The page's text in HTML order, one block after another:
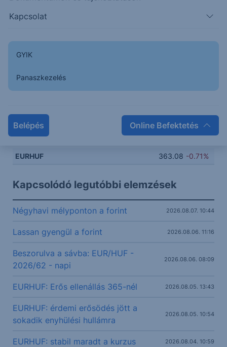
Kapcsolat
GYIK
Panaszkezelés
Belépés Online Befektetés
362
367
EURHUF 363.08 -0.71%
Kapcsolódó legutóbbi elemzések
Négyhavi mélyponton a forint 2026.08.07. 10:44
Lassan gyengül a forint 2026.08.06. 11:16
Beszorulva a sávba: EUR/HUF -
2026/62 - napi
2026.08.06. 08:09
EURHUF: Erős ellenállás 365-nél 2026.08.05. 13:43
EURHUF: érdemi erősödés jött a
sokadik enyhülési hullámra
2026.08.05. 10:54
EURHUF: stabil maradt a kurzus 2026.08.04. 10:59